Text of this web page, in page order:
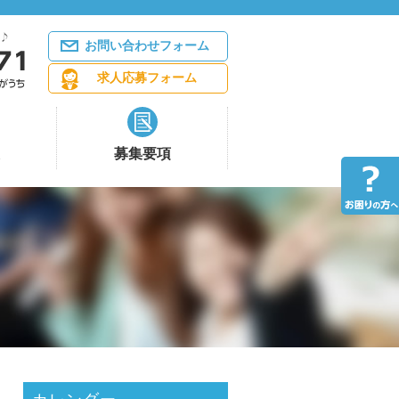
お問い合わせフォーム
求人応募フォーム
募集要項